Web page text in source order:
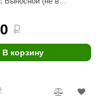
Nikkarien
i
В корзину